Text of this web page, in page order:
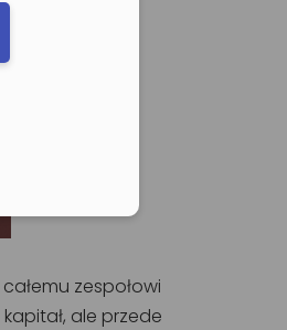
zespołowi
ale przede
w formacie E164